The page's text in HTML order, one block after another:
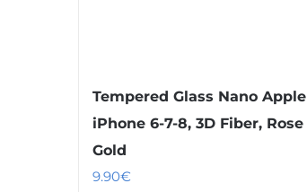
Tempered Glass Nano Apple
iPhone 6-7-8, 3D Fiber, Rose
Gold
9.90€